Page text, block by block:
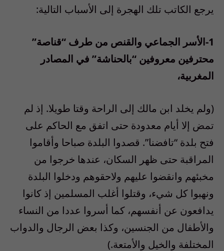
يرجع الكاتب تلك الهجرة إلى الأسباب التالية:
1-الأسر الجماعي والقنص من طرف “قناصة”
محترفين معروفين “بالحناشة” في المصادر
المغربية،
(ولم يخلد ابن مالك إلى الراحة وقتا طويلا. إذ لم
تمض إلا أيام معدودة حتى اتفق مع الحاكم على
فتح بلدة “تافضنا”. قصدوا البلدة صباحا وأقاموا
المراقبة حتى ظهر السكان، عندها خرجوا من
مخبئهم وانقضوا عليهم ولاحقوهم ودخلوا البلدة
ونهبوا كل شيء، وقتلوا أغلب المسلمين إذ كانوا
يدافعون عن أنفسهم، كما أسروا عددا من النساء
والأطفال من الجنسين، وكذا بعض الرجال والدواب
المختلفة والخيل والأمتعة.)